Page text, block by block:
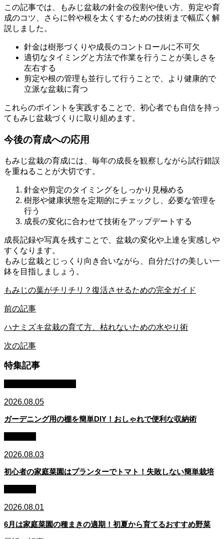
この記事では、もみじ盆栽の針金の役割や使い方、剪定や育
成のコツ、さらに幹や根を太くするための技術まで幅広く解
説しました。
針金は樹形づくりや成長のコントロールに不可欠
適切なタイミングと方法で作業を行うことが美しさを
左右する
剪定や根の管理も並行して行うことで、より健康的で
立派な盆栽に育つ
これらのポイントを実践することで、初心者でも自信を持っ
てもみじ盆栽づくりに取り組めます。
今後の育成への応用
もみじ盆栽の育成には、毎年の成長を観察しながら試行錯誤
を重ねることが大切です。
針金や剪定のタイミングをしっかり見極める
樹形や健康状態を定期的にチェックし、必要な管理を
行う
成長の変化に合わせて技術をアップデートする
成長記録や写真を残すことで、盆栽の変化や上達を実感しや
すくなります。
もみじ盆栽とじっくり向き合いながら、自分だけの美しい一
鉢を目指しましょう。
もみじの葉がチリチリ？復活させるための完全ガイド
前の記事
ハナミズキ盆栽の育て方、枯れないための水やり術
次の記事
特集記事
2026.08.05
ガーデニング用の棚を簡単DIY！おしゃれで便利な収納術
2026.08.03
初心者の家庭菜園はプランターでトマト！失敗しない簡単栽培
2026.08.01
6月は家庭菜園の種まきの適期！初夏から育てるおすすめ野菜